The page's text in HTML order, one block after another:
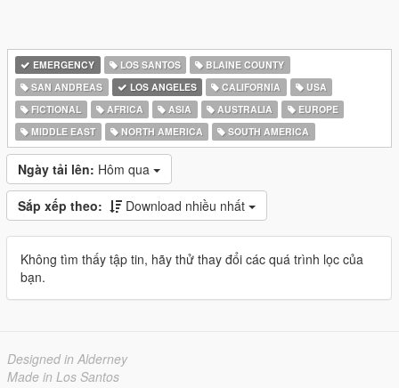
EMERGENCY LOS SANTOS
BLAINE COUNTY
SAN ANDREAS
LOS ANGELES CALIFORNIA
USA
FICTIONAL
AFRICA ASIA AUSTRALIA
EUROPE
MIDDLE EAST
NORTH AMERICA SOUTH AMERICA
Ngày tải lên: Hôm qua
Sắp xếp theo: Download nhiều nhất
Không tìm thấy tập tin, hãy thử thay đổi các quá trình lọc của
bạn.
Designed in Alderney
Made in Los Santos